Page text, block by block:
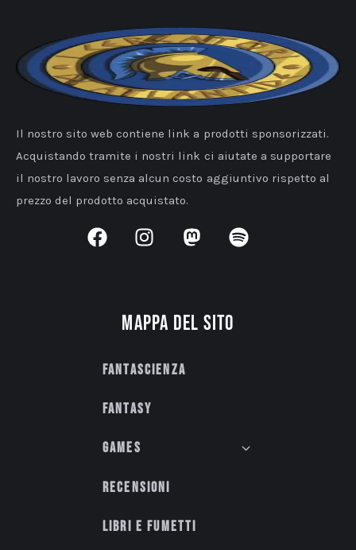
Il nostro sito web contiene link a prodotti sponsorizzati.
Acquistando tramite i nostri link ci aiutate a supportare
il nostro lavoro senza alcun costo aggiuntivo rispetto al
prezzo del prodotto acquistato.
Mappa del sito
Fantascienza
Fantasy
Games
Recensioni
Libri e fumetti